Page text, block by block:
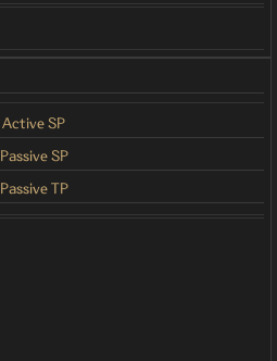
Active SP
Passive SP
Passive TP